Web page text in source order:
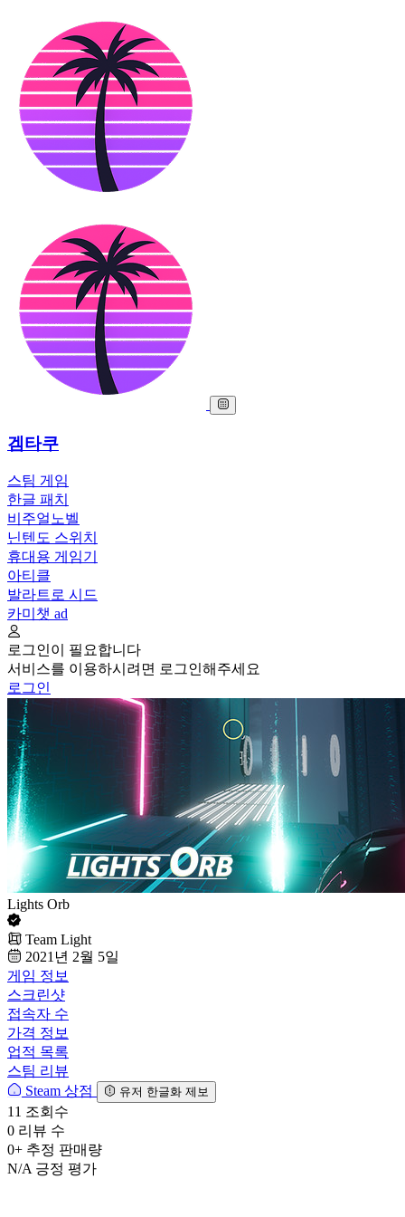
겜타쿠
스팀 게임
한글 패치
비주얼노벨
닌텐도 스위치
휴대용 게임기
아티클
발라트로 시드
카미챗 ad
로그인이 필요합니다
서비스를 이용하시려면 로그인해주세요
로그인
Lights Orb
Team Light
2021년 2월 5일
게임 정보
스크린샷
접속자 수
가격 정보
업적 목록
스팀 리뷰
Steam 상점
유저 한글화 제보
11 조회수
0 리뷰 수
0+ 추정 판매량
N/A 긍정 평가